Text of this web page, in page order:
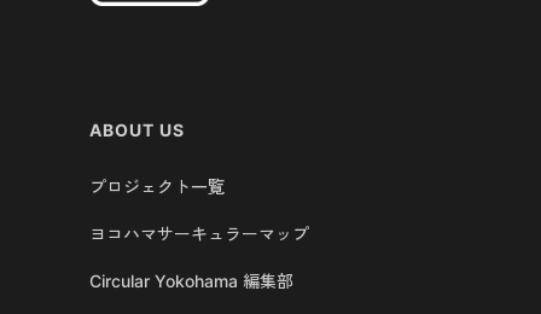
ABOUT US
プロジェクト一覧
ヨコハマサーキュラーマップ
Circular Yokohama 編集部